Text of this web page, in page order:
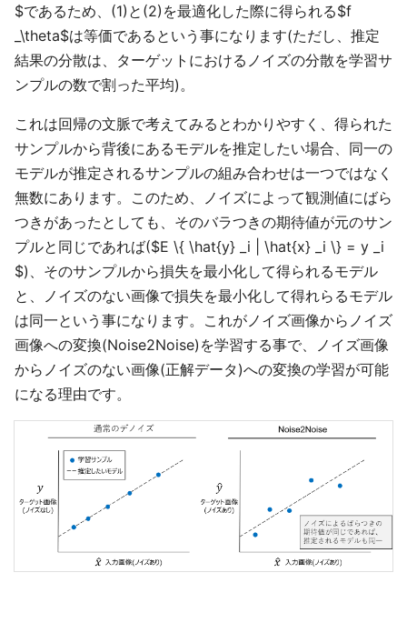
$であるため、(1)と(2)を最適化した際に得られる$f
_\theta$は等価であるという事になります(ただし、推定
結果の分散は、ターゲットにおけるノイズの分散を学習サ
ンプルの数で割った平均)。
これは回帰の文脈で考えてみるとわかりやすく、得られた
サンプルから背後にあるモデルを推定したい場合、同一の
モデルが推定されるサンプルの組み合わせは一つではなく
無数にあります。このため、ノイズによって観測値にばら
つきがあったとしても、そのバラつきの期待値が元のサン
プルと同じであれば($E \{ \hat{y} _i | \hat{x} _i \} = y _i
$)、そのサンプルから損失を最小化して得られるモデル
と、ノイズのない画像で損失を最小化して得れらるモデル
は同一という事になります。これがノイズ画像からノイズ
画像への変換(Noise2Noise)を学習する事で、ノイズ画像
からノイズのない画像(正解データ)への変換の学習が可能
になる理由です。